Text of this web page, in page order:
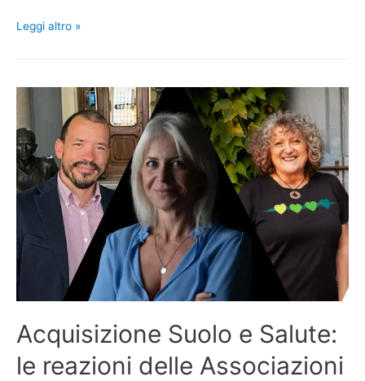
Leggi altro »
Acquisizione Suolo e Salute:
le reazioni delle Associazioni